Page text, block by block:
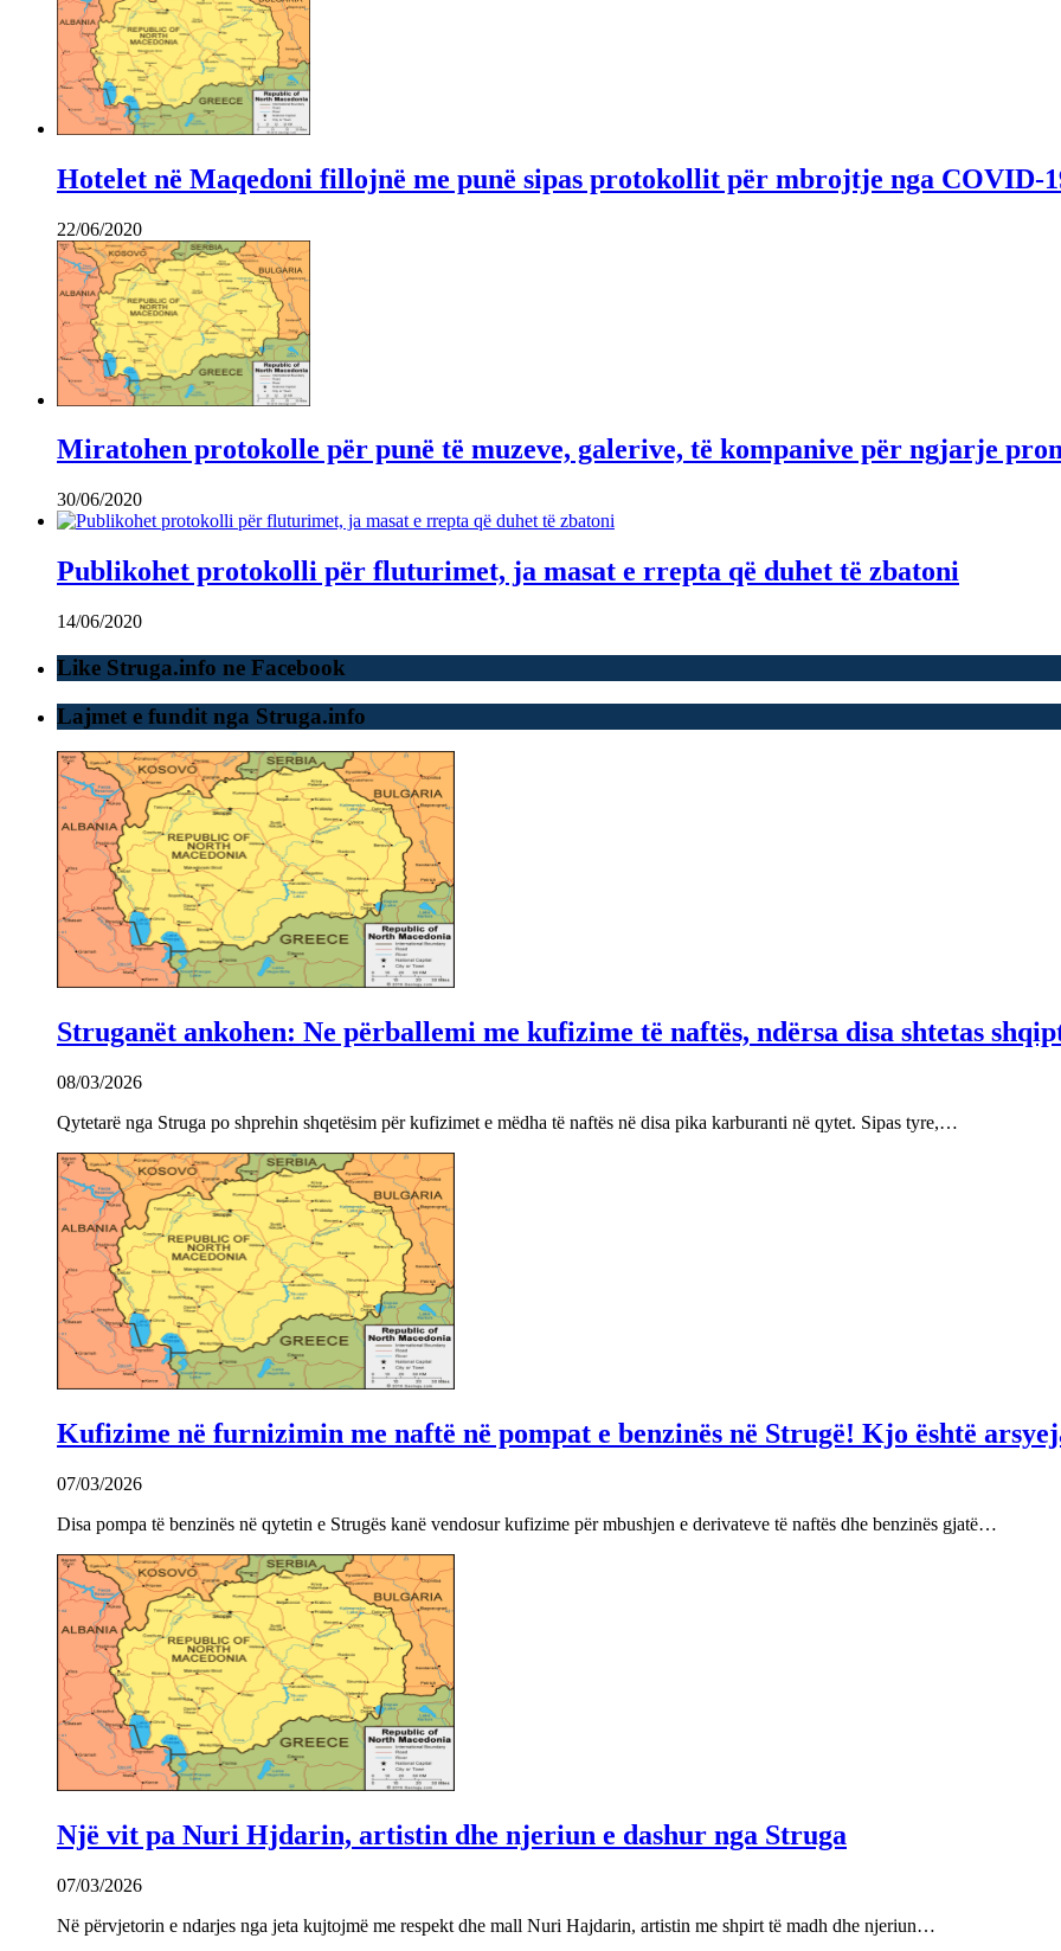
Hotelet në Maqedoni fillojnë me punë sipas protokollit për mbrojtje nga COVID-
22/06/2020
Miratohen protokolle për punë të muzeve, galerive, të kompanive për ngjarje
30/06/2020
Publikohet protokolli për fluturimet, ja masat e rrepta që duhet të zbatoni
14/06/2020
Like Struga.info ne Facebook
Lajmet e fundit nga Struga.info
Struganët ankohen: Ne përballemi me kufizime të naftës, ndërsa disa shtetas
08/03/2026
Qytetarë nga Struga po shprehin shqetësim për kufizimet e mëdha të naftës në disa pika karburanti në qytet. Sipas tyre,…
Kufizime në furnizimin me naftë në pompat e benzinës në Strugë! Kjo është
07/03/2026
Disa pompa të benzinës në qytetin e Strugës kanë vendosur kufizime për mbushjen e derivateve të naftës dhe benzinës gjatë…
Një vit pa Nuri Hjdarin, artistin dhe njeriun e dashur nga Struga
07/03/2026
Në përvjetorin e ndarjes nga jeta kujtojmë me respekt dhe mall Nuri Hajdarin, artistin me shpirt të madh dhe njeriun…